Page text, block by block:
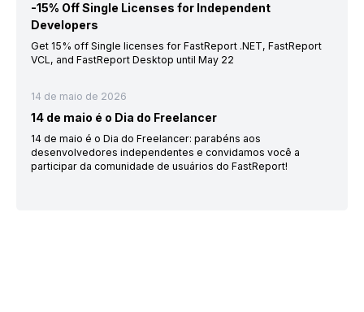
-15% Off Single Licenses for Independent
Developers
Get 15% off Single licenses for FastReport .NET, FastReport
VCL, and FastReport Desktop until May 22
14 de maio de 2026
14 de maio é o Dia do Freelancer
14 de maio é o Dia do Freelancer: parabéns aos
desenvolvedores independentes e convidamos você a
participar da comunidade de usuários do FastReport!